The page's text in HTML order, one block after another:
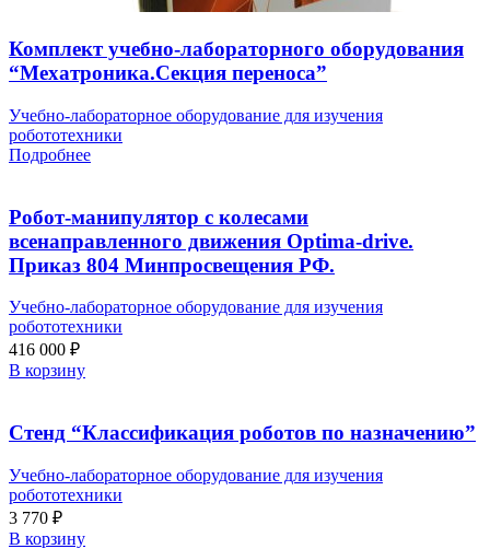
Комплект учебно-лабораторного оборудования
“Мехатроника.Секция переноса”
Учебно-лабораторное оборудование для изучения
робототехники
Подробнее
Робот-манипулятор с колесами
всенаправленного движения Optima-drive.
Приказ 804 Минпросвещения РФ.
Учебно-лабораторное оборудование для изучения
робототехники
416 000 ₽
В корзину
Стенд “Классификация роботов по назначению”
Учебно-лабораторное оборудование для изучения
робототехники
3 770 ₽
В корзину